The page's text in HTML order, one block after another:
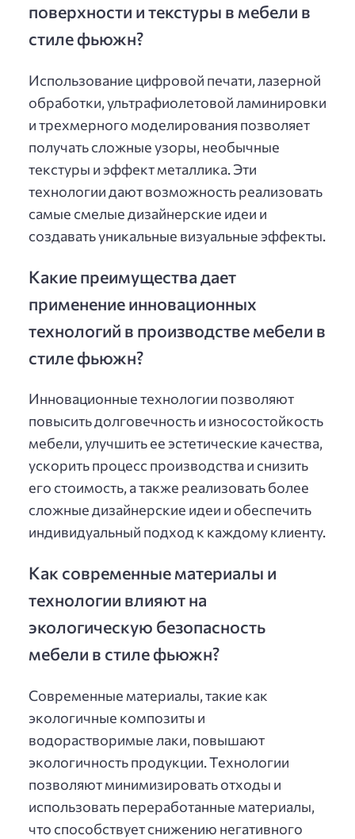
поверхности и текстуры в мебели в
стиле фьюжн?
Использование цифровой печати, лазерной
обработки, ультрафиолетовой ламинировки
и трехмерного моделирования позволяет
получать сложные узоры, необычные
текстуры и эффект металлика. Эти
технологии дают возможность реализовать
самые смелые дизайнерские идеи и
создавать уникальные визуальные эффекты.
Какие преимущества дает
применение инновационных
технологий в производстве мебели в
стиле фьюжн?
Инновационные технологии позволяют
повысить долговечность и износостойкость
мебели, улучшить ее эстетические качества,
ускорить процесс производства и снизить
его стоимость, а также реализовать более
сложные дизайнерские идеи и обеспечить
индивидуальный подход к каждому клиенту.
Как современные материалы и
технологии влияют на
экологическую безопасность
мебели в стиле фьюжн?
Современные материалы, такие как
экологичные композиты и
водорастворимые лаки, повышают
экологичность продукции. Технологии
позволяют минимизировать отходы и
использовать переработанные материалы,
что способствует снижению негативного